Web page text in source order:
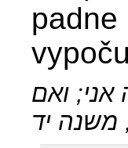
padne
אני; ואם
משנה יד